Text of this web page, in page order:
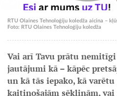
RTU Olaines Tehnoloģiju koledža aicina –
Foto: RTU Olaines Tehnoloģiju koledža
Vai arī Tavu prātu
jautājumi kā – kāpēc
un kā tās iepako, kā
kaitinošajām sēkliņām, vai